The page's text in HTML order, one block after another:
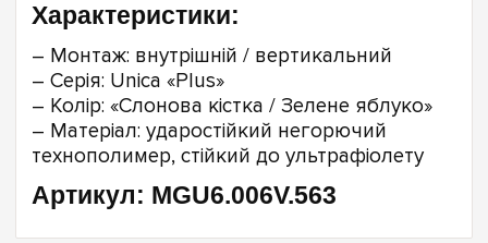
Характеристики:
– Монтаж: внутрішній / вертикальний
– Серія: Unica «Plus»
– Колір: «Слонова кістка / Зелене яблуко»
– Матеріал: ударостійкий негорючий
технополимер, стійкий до ультрафіолету
Артикул: MGU6.006V.563